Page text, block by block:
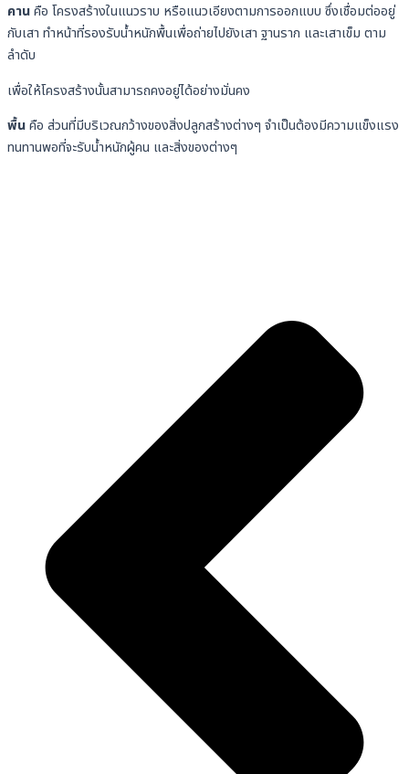
คานคือ โครงสร้างในแนวราบ หรือแนวเอียงตามการออกแบบ ซึ่งเชื่อมต่ออยู่
กับเสา ทำหน้าที่รองรับน้ำหนักพื้นเพื่อถ่ายไปยังเสา ฐานราก และเสาเข็ม ตาม
ลำดับ
เพื่อให้โครงสร้างนั้นสามารถคงอยู่ได้อย่างมั่นคง
พื้นคือ ส่วนที่มีบริเวณกว้างของสิ่งปลูกสร้างต่างๆ จำเป็นต้องมีความแข็งแรง
ทนทานพอที่จะรับน้ำหนักผู้คน และสิ่งของต่างๆ